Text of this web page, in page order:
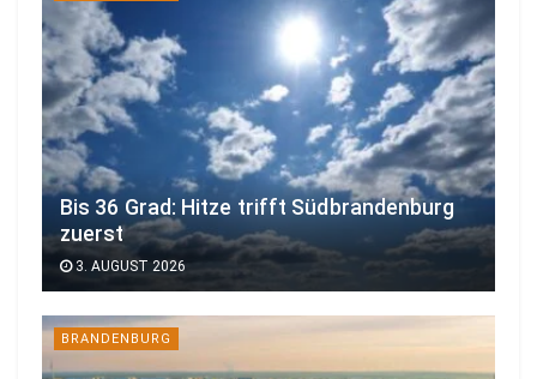
Bis 36 Grad: Hitze trifft Südbrandenburg
zuerst
3. AUGUST 2026
BRANDENBURG